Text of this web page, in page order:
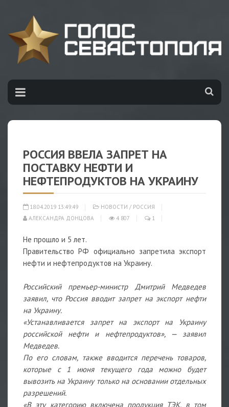
РОССИЯ ВВЕЛА ЗАПРЕТ НА
ПОСТАВКУ НЕФТИ И
НЕФТЕПРОДУКТОВ НА УКРАИНУ
18.04.2019 13:49:49 НОВОСТИ / РОССИЯ
АЛЕКСАНДРА ДОНЦОВА
4 807 1
Не прошло и 5 лет.
Правительство РФ официально запретила экспорт
нефти и нефтепродуктов на Украину.
Российский премьер-министр Дмитрий Медведев
заявил, что Россия вводит запрет на экспорт нефти
на Украину.
«Устанавливается запрет на экспорт на Украину
российской нефти и нефтепродуктов», — заявил
Медведев.
По его словам, также вводится перечень товаров,
которые с 1 июня текущего года можно будет
вывозить на Украину только на основании отдельных
разрешений.
«В эту категорию включена продукция ТЭК, в том